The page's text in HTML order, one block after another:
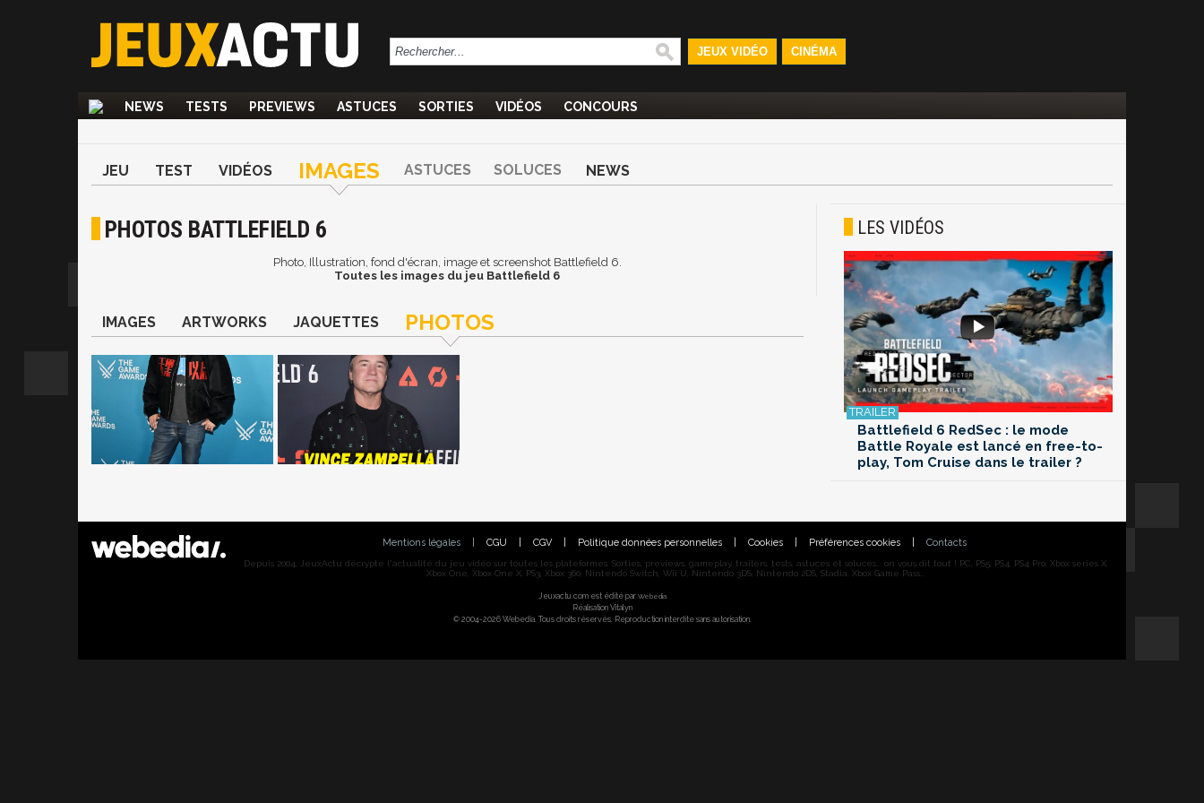
JEUX VIDÉO CINÉMA
NEWS TESTS PREVIEWS ASTUCES SORTIES VIDÉOS CONCOURS
JEU TEST VIDÉOS IMAGES ASTUCES SOLUCES NEWS
PHOTOS BATTLEFIELD 6
Photo, Illustration, fond d'écran, image et screenshot Battlefield 6.
Toutes les images du jeu Battlefield 6
IMAGES ARTWORKS JAQUETTES PHOTOS
LES VIDÉOS
Battlefield 6 RedSec : le mode
Battle Royale est lancé en free-to-
play, Tom Cruise dans le trailer ?
Mentions légales CGU CGV Politique données personnelles Cookies Préférences cookies Contacts
Depuis 2004, JeuxActu décrypte l'actualité du jeu vidéo sur toutes les plateformes. Sorties, previews, gameplay, trailers, tests, astuces et soluces... on vous dit tout ! PC, PS5, PS4, PS4 Pro, Xbox series X,
Xbox One, Xbox One X, PS3, Xbox 360, Nintendo Switch, Wii U, Nintendo 3DS, Nintendo 2DS, Stadia, Xbox Game Pass...
Jeuxactu.com est édité par Webedia
Réalisation Vitalyn
© 2004-2026 Webedia. Tous droits réservés. Reproduction interdite sans autorisation.